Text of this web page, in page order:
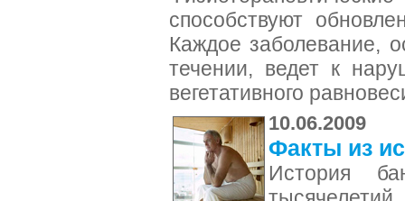
способствуют
Каждое заболевание,
течении, ведет к
вегетативного
10.06.2009
Факты из
История